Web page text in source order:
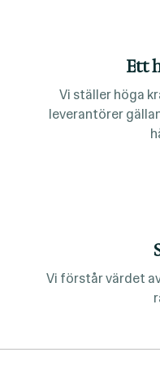
Ett
Vi ställer höga
leverantörer
Vi förstår värdet